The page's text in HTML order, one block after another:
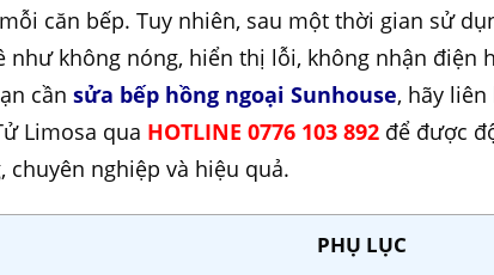
căn bếp. Tuy nhiên, sau một thời gian sử
như không nóng, hiển thị lỗi, không nhận điện
cầnsửa bếp hồng ngoại Sunhouse, hãy liên
Limosa qua HOTLINE 0776 103 892 để được
chuyên nghiệp và hiệu quả.
PHỤ LỤC